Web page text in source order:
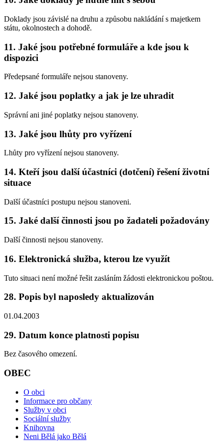
Doklady jsou závislé na druhu a způsobu nakládání s majetkem
státu, okolnostech a dohodě.
11. Jaké jsou potřebné formuláře a kde jsou k
dispozici
Předepsané formuláře nejsou stanoveny.
12. Jaké jsou poplatky a jak je lze uhradit
Správní ani jiné poplatky nejsou stanoveny.
13. Jaké jsou lhůty pro vyřízení
Lhůty pro vyřízení nejsou stanoveny.
14. Kteří jsou další účastníci (dotčení) řešení životní
situace
Další účastníci postupu nejsou stanoveni.
15. Jaké další činnosti jsou po žadateli požadovány
Další činnosti nejsou stanoveny.
16. Elektronická služba, kterou lze využít
Tuto situaci není možné řešit zasláním žádosti elektronickou poštou.
28. Popis byl naposledy aktualizován
01.04.2003
29. Datum konce platnosti popisu
Bez časového omezení.
OBEC
O obci
Informace pro občany
Služby v obci
Sociální služby
Knihovna
Neni Bělá jako Bělá